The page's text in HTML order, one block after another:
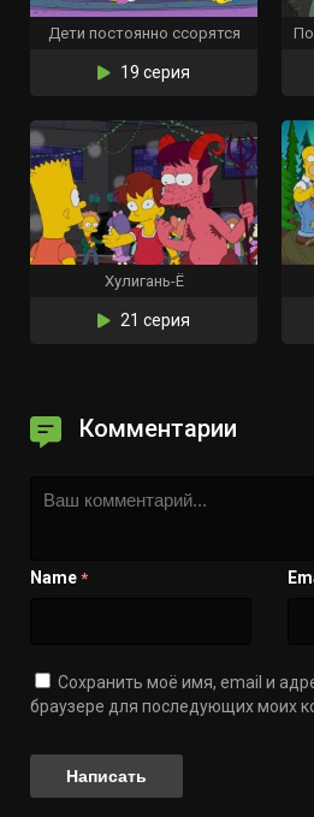
Дети постоянно ссорятся
19 серия
Хулигань-Ё
21 серия
Комментарии
Name *
Сохранить моё имя, email и
браузере для последующих моих